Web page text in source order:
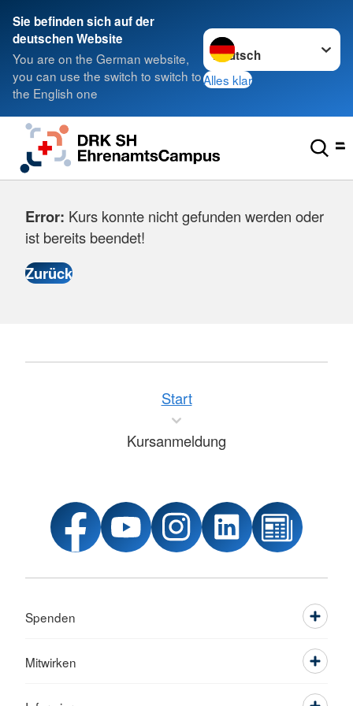
Sie befinden sich auf der
deutschen Website
You are on the German website,
you can use the switch to switch to
the English one
Sprache wechseln zu
Alles klar
Error: Kurs konnte nicht gefunden werden oder
ist bereits beendet!
Start
Kursanmeldung
Spenden
Mitwirken